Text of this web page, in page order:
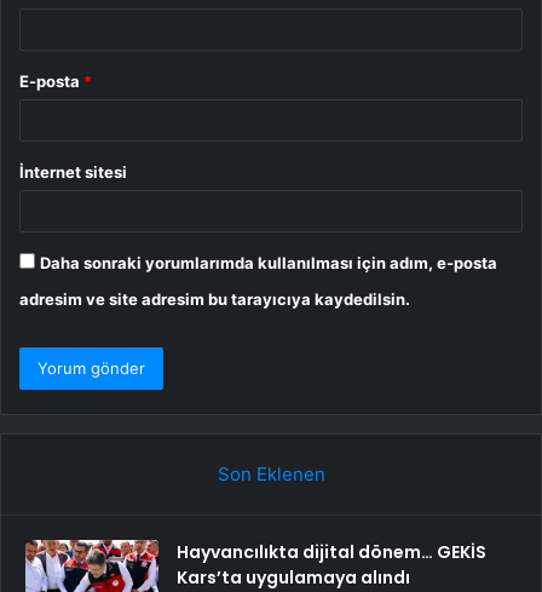
E-posta *
İnternet sitesi
Daha sonraki yorumlarımda kullanılması için adım, e-posta
adresim ve site adresim bu tarayıcıya kaydedilsin.
Son Eklenen
Hayvancılıkta dijital dönem… GEKİS
Kars’ta uygulamaya alındı